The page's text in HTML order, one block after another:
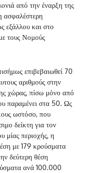
από την έναρξη της
ασφαλέστερη
εξάλλου και στο
τους Νομούς
επιβεβαιωθεί 70
αριθμούς στην
χώρας, πίσω μόνο από
παραμένει στα 50. Ως
ωστόσο, που
δείκτη για τον
μίας περιοχής, η
με 179 κρούσματα
δεύτερη θέση
ανά 100.000